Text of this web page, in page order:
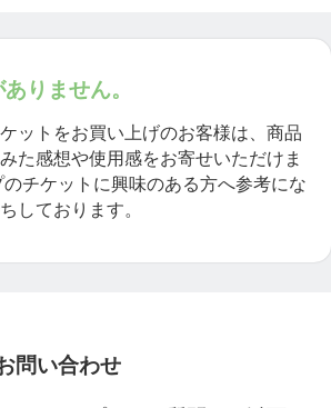
りません。
ットをお買い上げのお客様は、商品
た感想や使用感をお寄せいただけま
のチケットに興味のある方へ参考にな
しております。
問い合わせ